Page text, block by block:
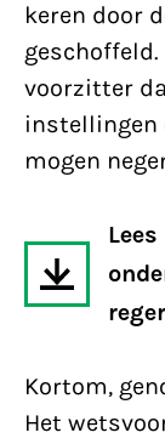
keren door
voorzitter
instellingen
mogen
Kortom,
Het